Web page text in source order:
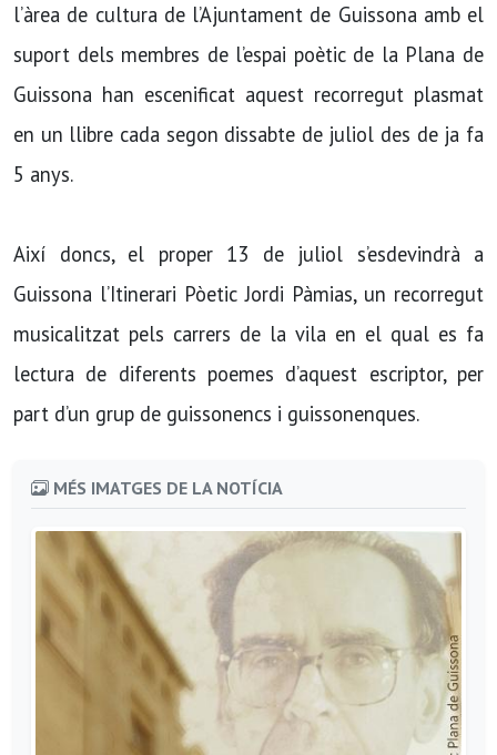
l’àrea de cultura de l’Ajuntament de Guissona amb el
suport dels membres de l’espai poètic de la Plana de
Guissona han escenificat aquest recorregut plasmat
en un llibre cada segon dissabte de juliol des de ja fa
5 anys.
Així doncs, el proper 13 de juliol s’esdevindrà a
Guissona l’Itinerari Pòetic Jordi Pàmias, un recorregut
musicalitzat pels carrers de la vila en el qual es fa
lectura de diferents poemes d’aquest escriptor, per
part d’un grup de guissonencs i guissonenques.
MÉS IMATGES DE LA NOTÍCIA